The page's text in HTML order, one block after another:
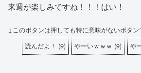
来週が楽しみですね！！！はい！
↓このボタンは押しても特に意味がないボタン
読んだよ！ (9) やーいｗｗｗ (9) や